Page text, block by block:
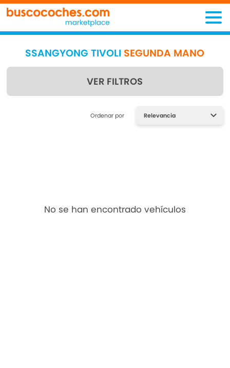
SSANGYONG TIVOLI SEGUNDA MANO
VER FILTROS
Encuentra lo que estás
Ordenar por
No se han encontrado vehículos